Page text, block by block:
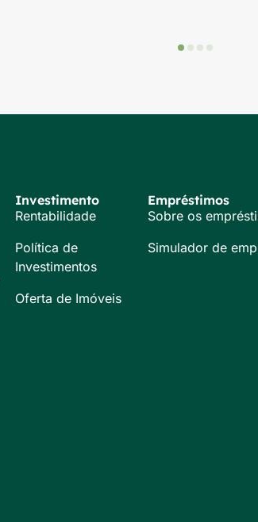
Investimento
Rentabilidade
Política de
Investimentos
Oferta de Imóveis
Empréstimos
Sobre os
Simulador de